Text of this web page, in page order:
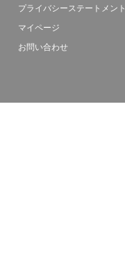
プライバシーステートメント
マイページ
お問い合わせ